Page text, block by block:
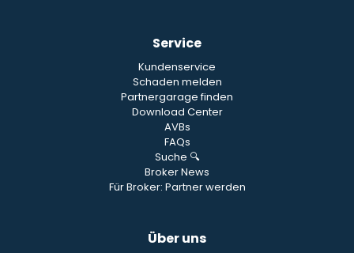
Service
Kundenservice
Schaden melden
Partnergarage finden
Download Center
AVBs
FAQs
Suche 🔍
Broker News
Für Broker: Partner werden
Über uns